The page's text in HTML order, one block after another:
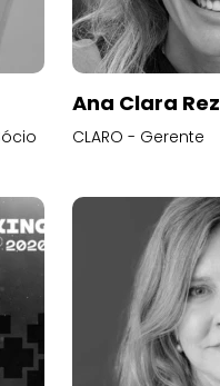
Ana Clara
CLARO - Gerente